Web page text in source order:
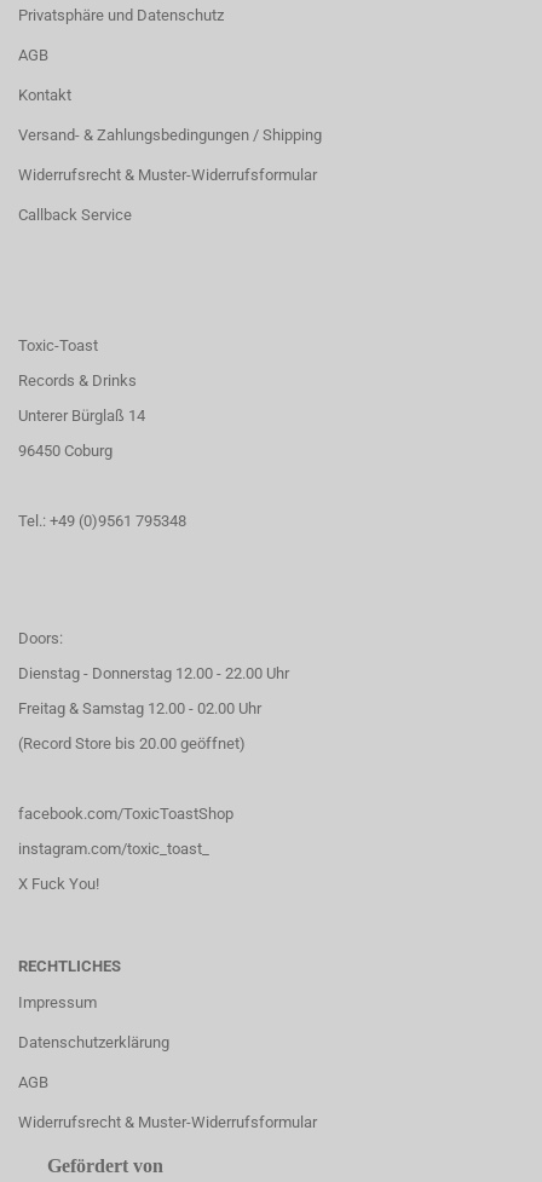
Privatsphäre und Datenschutz
AGB
Kontakt
Versand- & Zahlungsbedingungen / Shipping
Widerrufsrecht & Muster-Widerrufsformular
Callback Service
Toxic-Toast
Records & Drinks
Unterer Bürglaß 14
96450 Coburg
Tel.: +49 (0)9561 795348
Doors:
Dienstag - Donnerstag 12.00 - 22.00 Uhr
Freitag & Samstag 12.00 - 02.00 Uhr
(Record Store bis 20.00 geöffnet)
facebook.com/ToxicToastShop
instagram.com/toxic_toast_
X Fuck You!
RECHTLICHES
Impressum
Datenschutzerklärung
AGB
Widerrufsrecht & Muster-Widerrufsformular
Gefördert von